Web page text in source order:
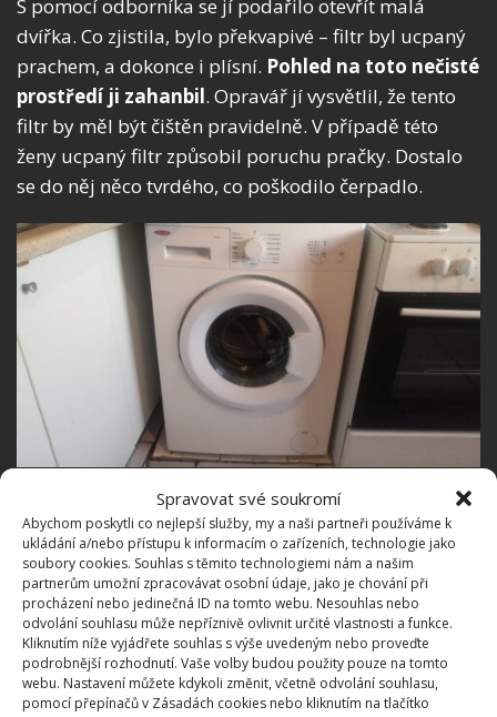
Spravovat své soukromí
Abychom poskytli co nejlepší služby, my a naši partneři používáme k
ukládání a/nebo přístupu k informacím o zařízeních, technologie jako
soubory cookies. Souhlas s těmito technologiemi nám a našim
partnerům umožní zpracovávat osobní údaje, jako je chování při
procházení nebo jedinečná ID na tomto webu. Nesouhlas nebo
odvolání souhlasu může nepříznivě ovlivnit určité vlastnosti a funkce.
Kliknutím níže vyjádřete souhlas s výše uvedeným nebo proveďte
podrobnější rozhodnutí. Vaše volby budou použity pouze na tomto
webu. Nastavení můžete kdykoli změnit, včetně odvolání souhlasu,
pomocí přepínačů v Zásadách cookies nebo kliknutím na tlačítko
S pomocí odborníka se jí podařilo otevřít malá
dvířka. Co zjistila, bylo překvapivé – filtr byl ucpaný
prachem, a dokonce i plísní. Pohled na toto nečisté
prostředí ji zahanbil. Opravář jí vysvětlil, že tento
filtr by měl být čištěn pravidelně. V případě této
ženy ucpaný filtr způsobil poruchu pračky. Dostalo
se do něj něco tvrdého, co poškodilo čerpadlo.
Mistr proto doporučil čistit filtr minimálně jednou
měsíčně a pravidelně nechávat svou pračku prověřit
profesionálem. Tímto způsobem si zajistíte, ževáš
spotřebič bude sloužit mnoho letbez problémů.
Nezapomínejte tedy na malá dvířka ve spodní části
pračky. Pravidelné čištění filtru je klíčové pro
prevenci poruch a prodloužení životnosti vaší